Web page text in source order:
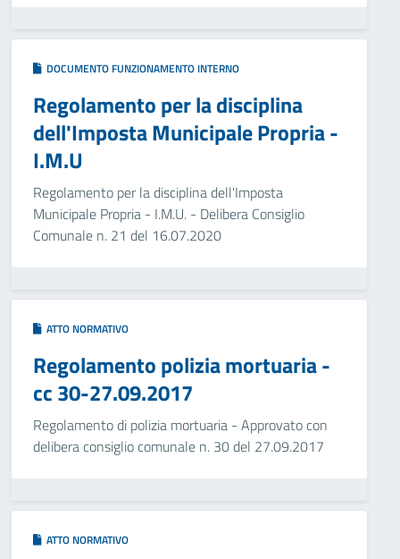
DOCUMENTO FUNZIONAMENTO INTERNO
Regolamento per la disciplina
dell'Imposta Municipale Propria -
I.M.U
Regolamento per la disciplina dell'Imposta
Municipale Propria - I.M.U. - Delibera Consiglio
Comunale n. 21 del 16.07.2020
ATTO NORMATIVO
Regolamento polizia mortuaria -
cc 30-27.09.2017
Regolamento di polizia mortuaria - Approvato con
delibera consiglio comunale n. 30 del 27.09.2017
ATTO NORMATIVO